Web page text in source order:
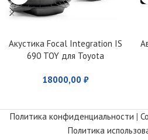
Акустика Focal Integration IS
690 TOY для Toyota
18000,00 ₽
Политика конфиденциальности |
Политика